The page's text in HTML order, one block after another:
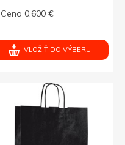
kraft
Cena 0,600 €
VLOŽIŤ DO VÝBERU